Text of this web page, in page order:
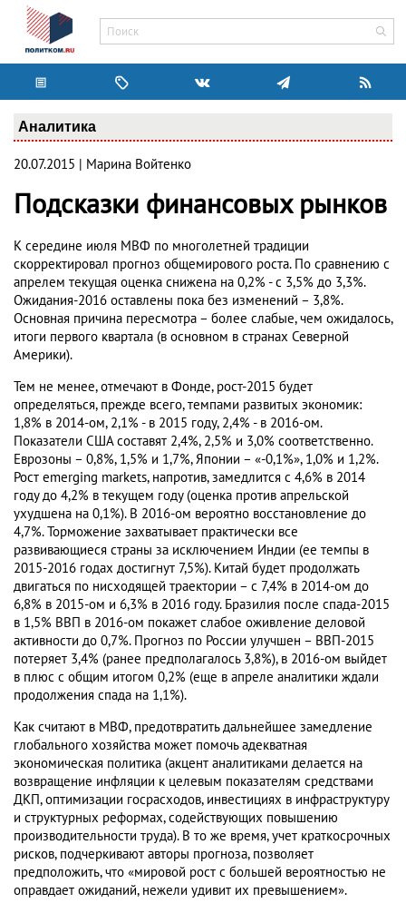
Аналитика
20.07.2015 | Марина Войтенко
Подсказки финансовых рынков
К середине июля МВФ по многолетней традиции
скорректировал прогноз общемирового роста. По сравнению с
апрелем текущая оценка снижена на 0,2% - с 3,5% до 3,3%.
Ожидания-2016 оставлены пока без изменений – 3,8%.
Основная причина пересмотра – более слабые, чем ожидалось,
итоги первого квартала (в основном в странах Северной
Америки).
Тем не менее, отмечают в Фонде, рост-2015 будет
определяться, прежде всего, темпами развитых экономик:
1,8% в 2014-ом, 2,1% - в 2015 году, 2,4% - в 2016-ом.
Показатели США составят 2,4%, 2,5% и 3,0% соответственно.
Еврозоны – 0,8%, 1,5% и 1,7%, Японии – «-0,1%», 1,0% и 1,2%.
Рост emerging markets, напротив, замедлится с 4,6% в 2014
году до 4,2% в текущем году (оценка против апрельской
ухудшена на 0,1%). В 2016-ом вероятно восстановление до
4,7%. Торможение захватывает практически все
развивающиеся страны за исключением Индии (ее темпы в
2015-2016 годах достигнут 7,5%). Китай будет продолжать
двигаться по нисходящей траектории – с 7,4% в 2014-ом до
6,8% в 2015-ом и 6,3% в 2016 году. Бразилия после спада-2015
в 1,5% ВВП в 2016-ом покажет слабое оживление деловой
активности до 0,7%. Прогноз по России улучшен – ВВП-2015
потеряет 3,4% (ранее предполагалось 3,8%), в 2016-ом выйдет
в плюс с общим итогом 0,2% (еще в апреле аналитики ждали
продолжения спада на 1,1%).
Как считают в МВФ, предотвратить дальнейшее замедление
глобального хозяйства может помочь адекватная
экономическая политика (акцент аналитиками делается на
возвращение инфляции к целевым показателям средствами
ДКП, оптимизации госрасходов, инвестициях в инфраструктуру
и структурных реформах, содействующих повышению
производительности труда). В то же время, учет краткосрочных
рисков, подчеркивают авторы прогноза, позволяет
предположить, что «мировой рост с большей вероятностью не
оправдает ожиданий, нежели удивит их превышением».